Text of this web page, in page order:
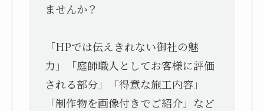
ませんか？
「HPでは伝えきれない御社の魅
力」「庭師職人としてお客様に評価
される部分」「得意な施工内容」
「制作物を画像付きでご紹介」など